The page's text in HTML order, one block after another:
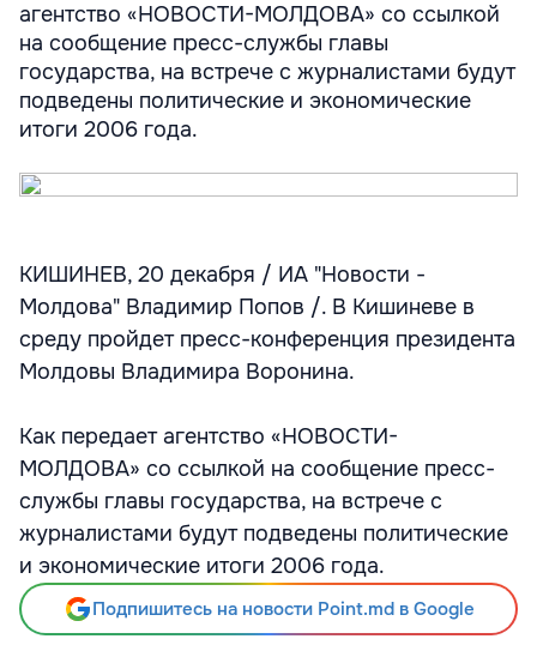
агентство «НОВОСТИ-МОЛДОВА» со ссылкой
на сообщение пресс-службы главы
государства, на встрече с журналистами будут
подведены политические и экономические
итоги 2006 года.
КИШИНЕВ, 20 декабря / ИА "Новости -
Молдова" Владимир Попов /. В Кишиневе в
среду пройдет пресс-конференция президента
Молдовы Владимира Воронина.
Как передает агентство «НОВОСТИ-
МОЛДОВА» со ссылкой на сообщение пресс-
службы главы государства, на встрече с
журналистами будут подведены политические
и экономические итоги 2006 года.
Подпишитесь на новости Point.md в Google